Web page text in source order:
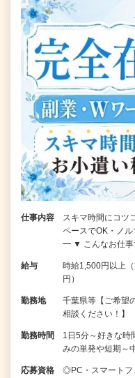
仕事内容
スキマ時間にコツ
ペースでOK
━ ▼ こんなお
給与
時給1,500円以上
円）
勤務地
千葉県等【ご希望
相談ください！】
勤務時間
1日5分～好きな
みの単発や短期～
応募資格
◎PC・スマートフ